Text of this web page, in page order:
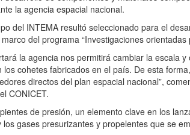
la agencia espacial nacional.
del INTEMA resultó seleccionado para el
del programa “Investigaciones
la agencia nos permitirá cambiar la escala
cohetes fabricados en el país. De esta
directos del plan espacial nacional”,
CONICET.
de presión, un elemento clave en los
gases presurizantes y propelentes que se